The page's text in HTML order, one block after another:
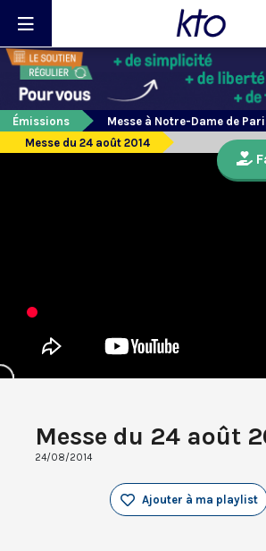
Émissions
Messe à Notre-Dame de
Messe du 24 août 2014
Messe du 24 août
24/08/2014
Ajouter à ma playlist